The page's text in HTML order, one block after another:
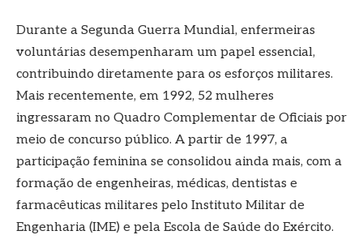
Durante a Segunda Guerra Mundial, enfermeiras
voluntárias desempenharam um papel essencial,
contribuindo diretamente para os esforços militares.
Mais recentemente, em 1992, 52 mulheres
ingressaram no Quadro Complementar de Oficiais por
meio de concurso público. A partir de 1997, a
participação feminina se consolidou ainda mais, com a
formação de engenheiras, médicas, dentistas e
farmacêuticas militares pelo Instituto Militar de
Engenharia (IME) e pela Escola de Saúde do Exército.